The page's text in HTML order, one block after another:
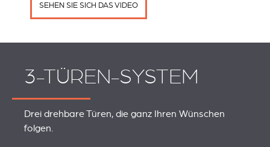
SEHEN SIE SICH DAS VIDEO
3-TÜREN-SYSTEM
Drei drehbare Türen, die ganz Ihren Wünschen
folgen.